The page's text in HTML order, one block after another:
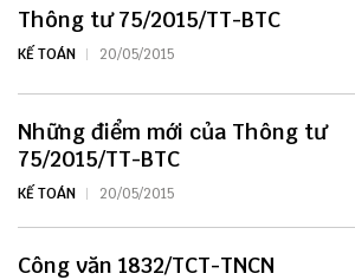
Thông tư 75/2015/TT-BTC
KẾ TOÁN 20/05/2015
Những điểm mới của Thông tư
75/2015/TT-BTC
KẾ TOÁN 20/05/2015
Công văn 1832/TCT-TNCN